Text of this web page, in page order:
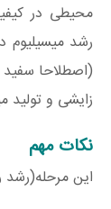
محیطی در
(اصطلاحا
زایشی و تولید
نکات مهم
این مرحله(رشد